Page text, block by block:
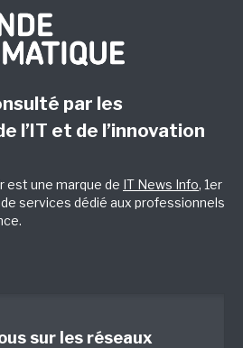
par les
l’IT et de l’innovation
est une marque de IT News Info, 1er
services dédié aux professionnels
sur les réseaux